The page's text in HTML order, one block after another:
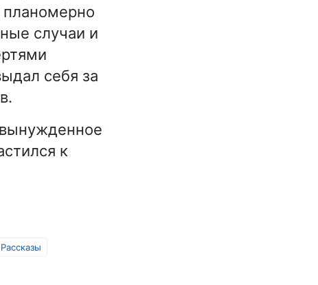
планомерно
случаи и
себя за
вынужденное
к
Рассказы